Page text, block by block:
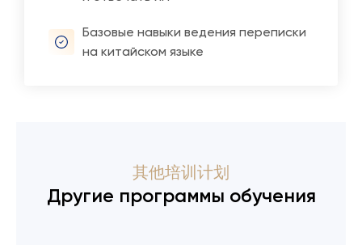
Базовые навыки ведения переписки
на китайском языке
其他培训计划
Другие программы обучения